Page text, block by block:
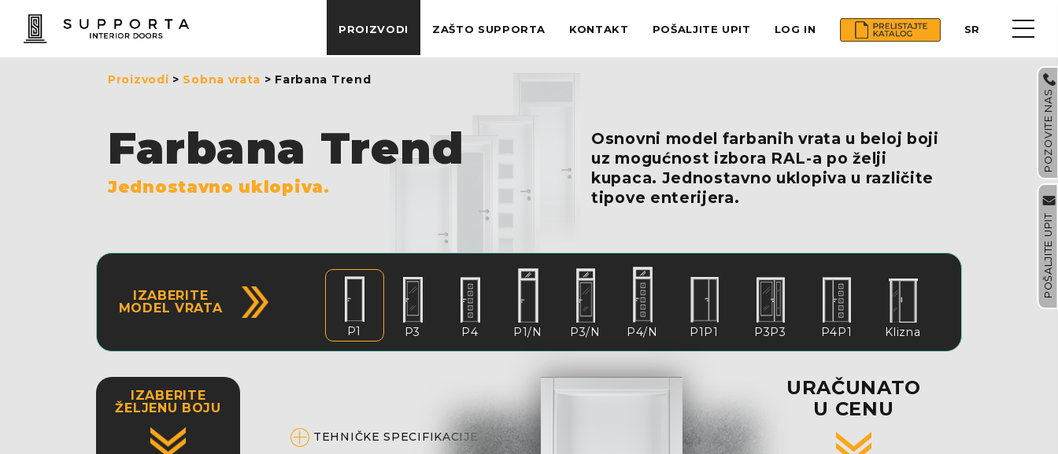
PROIZVODI ZAŠTO SUPPORTA KONTAKT POŠALJITE UPIT LOG IN SR
Proizvodi > Sobna vrata > Farbana Trend
Farbana Trend
Jednostavno uklopiva.
Osnovni model farbanih vrata u beloj boji
uz mogućnost izbora RAL-a po želji
kupaca. Jednostavno uklopiva u različite
tipove enterijera.
IZABERITE
MODEL VRATA
P1 P3 P4 P1/N P3/N P4/N P1P1 P3P3 P4P1 Klizna
IZABERITE
ŽELJENU BOJU
TEHNIČKE SPECIFIKACIJE
URAČUNATO
U CENU
POZOVITE NAS
POŠALJITE UPIT